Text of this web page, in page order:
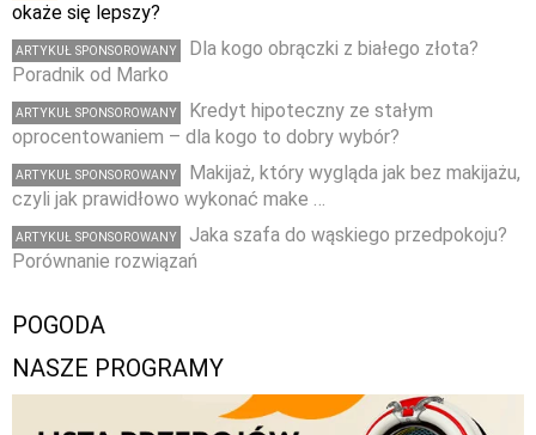
okaże się lepszy?
ARTYKUŁ SPONSOROWANY
Dla kogo obrączki z białego złota?
Poradnik od Marko
ARTYKUŁ SPONSOROWANY
Kredyt hipoteczny ze stałym
oprocentowaniem – dla kogo to dobry wybór?
ARTYKUŁ SPONSOROWANY
Makijaż, który wygląda jak bez makijażu,
czyli jak prawidłowo wykonać make …
ARTYKUŁ SPONSOROWANY
Jaka szafa do wąskiego przedpokoju?
Porównanie rozwiązań
POGODA
NASZE PROGRAMY